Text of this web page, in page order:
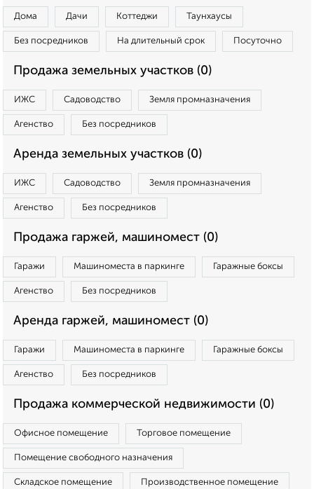
Дома Дачи Коттеджи Таунхаусы
Без посредников На длительный срок Посуточно
Продажа земельных участков (0)
ИЖС Садоводство Земля промназначения
Агенство Без посредников
Аренда земельных участков (0)
ИЖС Садоводство Земля промназначения
Агенство Без посредников
Продажа гаржей, машиномест (0)
Гаражи Машиноместа в паркинге Гаражные боксы
Агенство Без посредников
Аренда гаржей, машиномест (0)
Гаражи Машиноместа в паркинге Гаражные боксы
Агенство Без посредников
Продажа коммерческой недвижимости (0)
Офисное помещение Торговое помещение
Помещение свободного назначения
Складское помещение Производственное помещение